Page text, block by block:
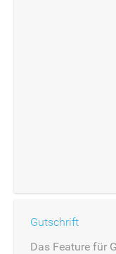
Gutschrift
Das Feature für